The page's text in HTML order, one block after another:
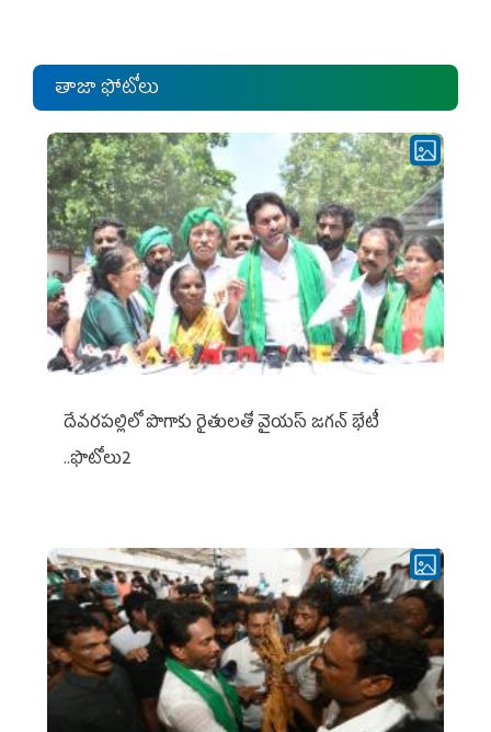
తాజా ఫోటోలు
దేవరపల్లిలో పొగాకు రైతులతో వైయస్ జగన్ భేటీ
..ఫొటోలు2